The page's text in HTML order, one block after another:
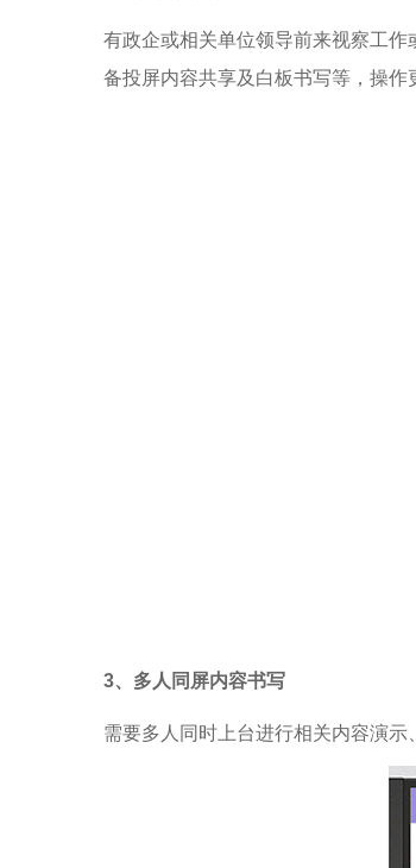
有政企或相关单位领导前来视察工
备投屏内容共享及白板书写等，操作
3、多人同屏内容书写
需要多人同时上台进行相关内容演